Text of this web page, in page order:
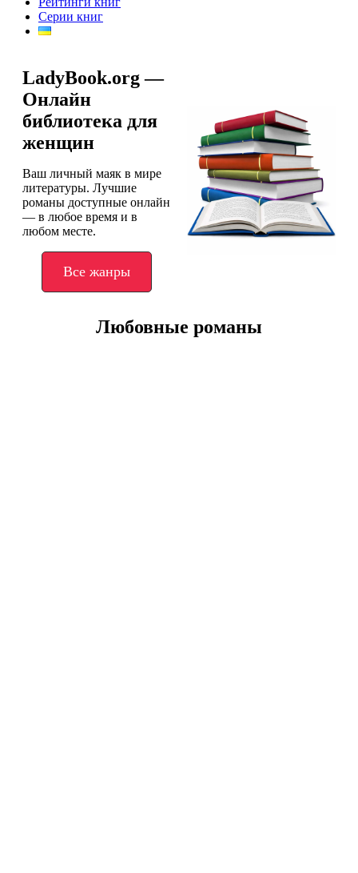
Серии книг
LadyBook.org —
Онлайн
библиотека для
женщин
Ваш личный маяк в мире
литературы. Лучшие
романы доступные онлайн
— в любое время и в
любом месте.
Все жанры
Любовные романы